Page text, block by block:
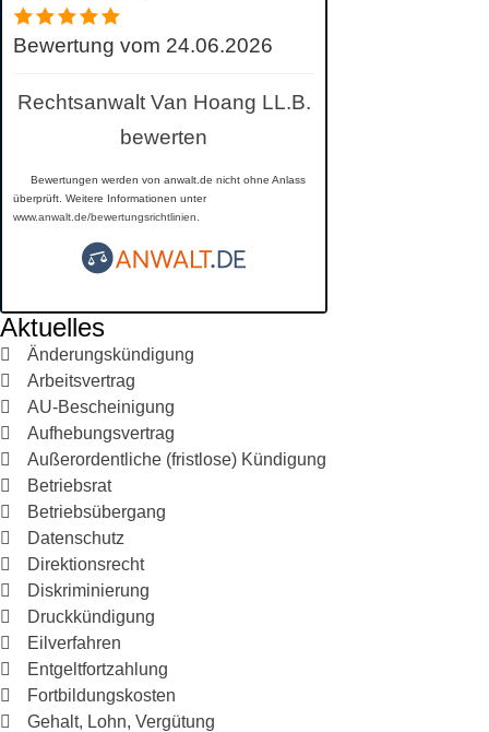
Bewertung vom 24.06.2026
Rechtsanwalt Van Hoang LL.B.
bewerten
Bewertungen werden von anwalt.de nicht ohne Anlass
überprüft. Weitere Informationen unter
www.anwalt.de/bewertungsrichtlinien
Aktuelles
Änderungskündigung
Arbeitsvertrag
AU-Bescheinigung
Aufhebungsvertrag
Außerordentliche (fristlose) Kündigung
Betriebsrat
Betriebsübergang
Datenschutz
Direktionsrecht
Diskriminierung
Druckkündigung
Eilverfahren
Entgeltfortzahlung
Fortbildungskosten
Gehalt, Lohn, Vergütung